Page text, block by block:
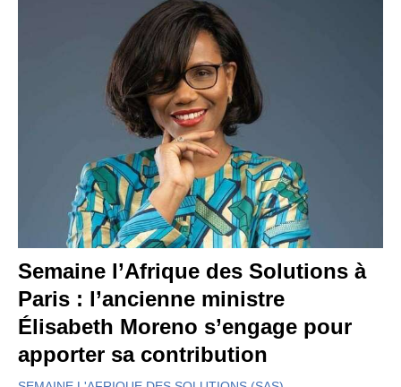
Semaine l’Afrique des Solutions à
Paris : l’ancienne ministre
Élisabeth Moreno s’engage pour
apporter sa contribution